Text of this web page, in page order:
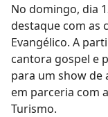
No domingo, dia
destaque com as
Evangélico. A
cantora gospel e
para um show de
em parceria com
Turismo.